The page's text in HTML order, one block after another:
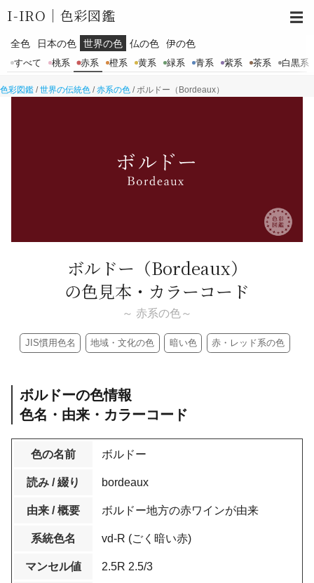
I-IRO｜ 色彩図鑑
全色 日本の色 世界の色 仏の色 伊の色
すべて 桃系 赤系 橙系 黄系 緑系 青系 紫系 茶系 白黒系
☰
色彩図鑑 / 世界の伝統色 / 赤系の色 /ボルドー（Bordeaux）
ボルドー （Bordeaux）
の色見本・カラーコード
～ 赤系の色～
JIS慣用色名 地域・文化の色 暗い色 赤・レッド系の色
ボルドーの色情報
色名・由来・カラーコード
色の名前 ボルドー
読み / 綴り bordeaux
由来 / 概要 ボルドー地方の赤ワインが由来
系統色名 vd-R (ごく暗い赤)
マンセル値 2.5R 2.5/3